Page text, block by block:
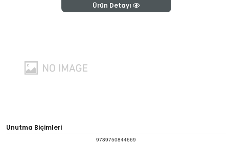
Ürün Detayı
Unutma Biçimleri
9789750844669